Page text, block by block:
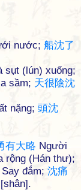
nước; 船沈了
sụt (lún) xuống;
sầm; 天很陰沈
nặng; 頭沈
有大略 Người
rộng (Hán thư);
Say đắm; 沈痛
[shân].